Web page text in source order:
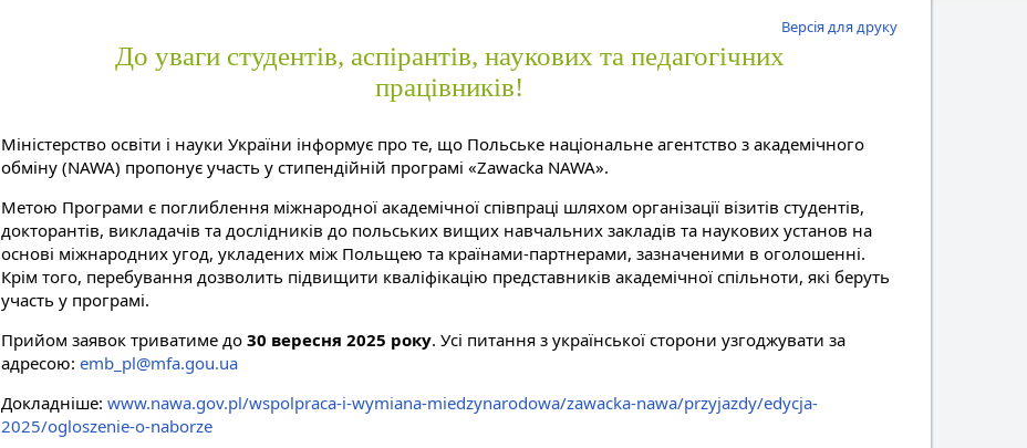
Версія для друку
До уваги студентів, аспірантів, наукових та педагогічних
працівників!
Міністерство освіти і науки України інформує про те, що Польське національне агентство з академічного
обміну (NAWA) пропонує участь у стипендійній програмі «Zawacka NAWA».
Метою Програми є поглиблення міжнародної академічної співпраці шляхом організації візитів студентів,
докторантів, викладачів та дослідників до польських вищих навчальних закладів та наукових установ на
основі міжнародних угод, укладених між Польщею та країнами-партнерами, зазначеними в оголошенні.
Крім того, перебування дозволить підвищити кваліфікацію представників академічної спільноти, які беруть
участь у програмі.
Прийом заявок триватиме до 30 вересня 2025 року. Усі питання з української сторони узгоджувати за
адресою: emb_pl@mfa.gou.ua
Докладніше: www.nawa.gov.pl/wspolpraca-i-wymiana-miedzynarodowa/zawacka-nawa/przyjazdy/edycja-
2025/ogloszenie-o-naborze